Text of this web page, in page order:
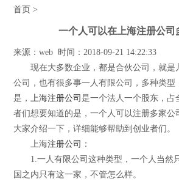
首页 >
一个人可以在上海注册公司
来源：web 时间：2018-09-21 14:22:33
现在大多数企业，都是合伙公司，就是
公司，也有很多事一人有限公司，多种类型
是，
上海注册公司是一个法人一个股东，占
者们想要知道的是，一个人可以注册多家公
大家介绍一下，详细能够帮助到创业者们。
上海注册公司 ：
1.一人有限公司这种类型，一个人当然
国之内只有这一家，不管怎么样。